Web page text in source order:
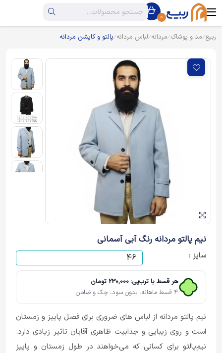
0
ربیع مد و پوشاک مردانه لباس مردانه پالتو و کاپشن مردانه
نیم پالتو مردانه رنگ آبی آسمانی
سایز :
هر قسط با ترب‌پی: 230,000 تومان
4 قسط ماهانه. بدون سود، چک و ضامن.
نیم پالتو مردانه از لباس های ضروری برای فصل پاییز و زمستان
است و روی زیبایی و جذابیت ظاهری آقایان تاثیر زیادی دارد.
نیم‌پالتو برای کسانی که می‌خواهند در طول زمستان و پاییز